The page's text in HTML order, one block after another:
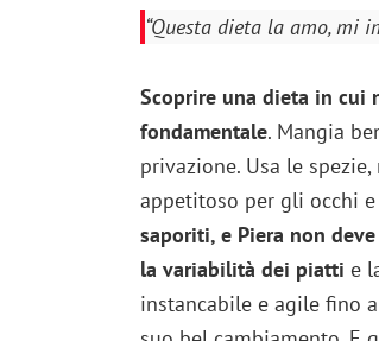
“Questa dieta la amo, mi
Scoprire una dieta in cui
fondamentale. Mangia
privazione. Usa le
appetitoso per gli occhi
saporiti, e Piera non
la variabilità dei piatti e
instancabile e agile fino